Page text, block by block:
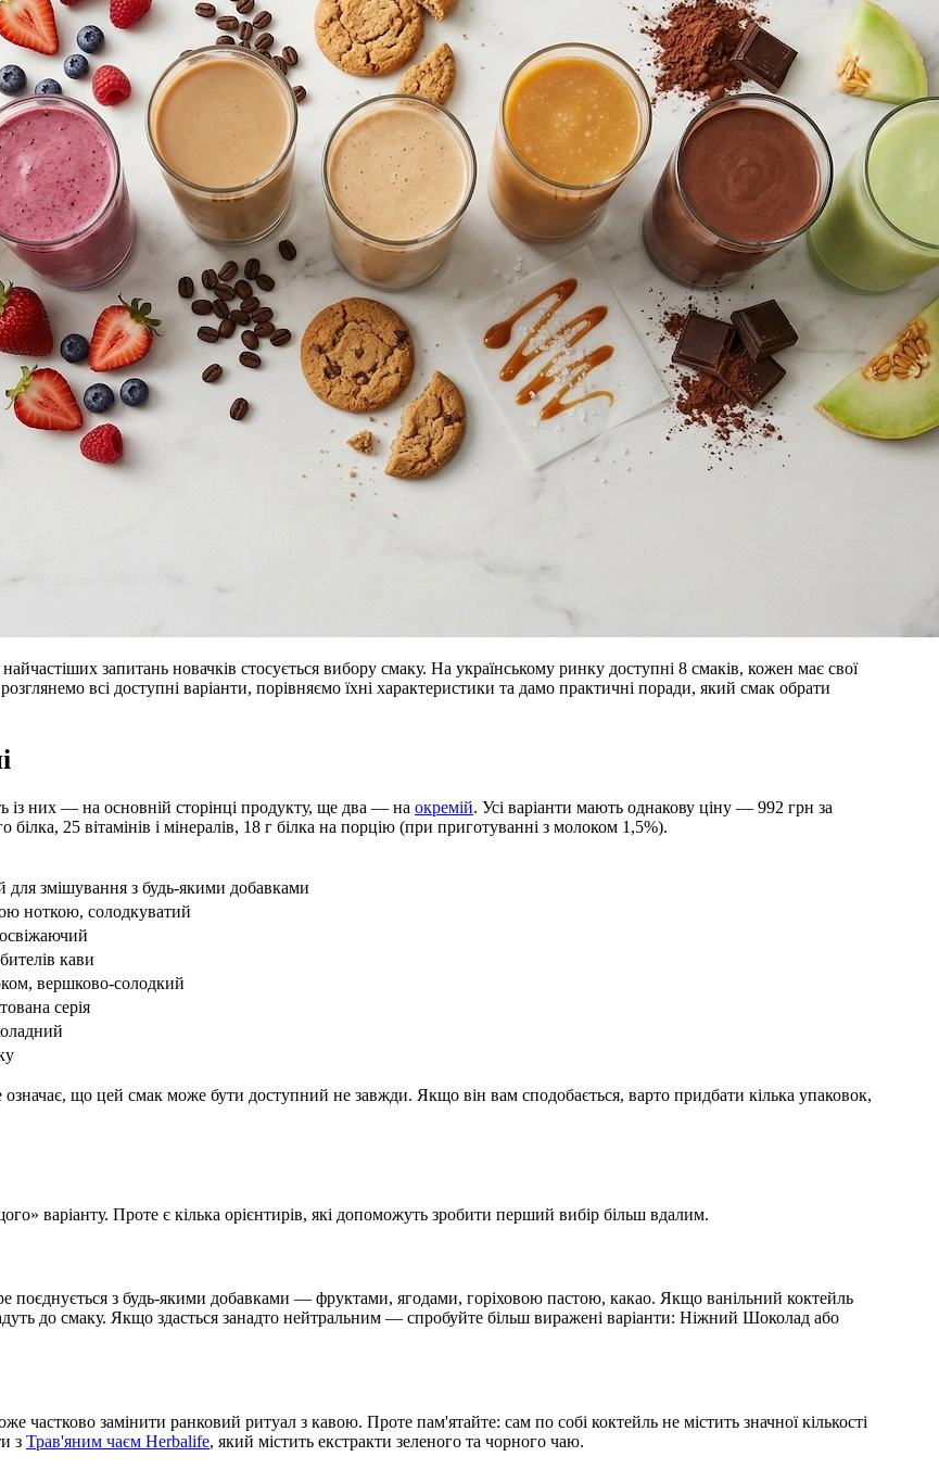
запитань новачків стосується вибору смаку. На українському ринку доступні 8 смаків, кожен має свої
всі доступні варіанти, порівняємо їхні характеристики та дамо практичні поради, який смак обрати
із них — на основній сторінці продукту, ще два — на окремій. Усі варіанти мають однакову ціну — 992 грн за
25 вітамінів і мінералів, 18 г білка на порцію (при приготуванні з молоком 1,5%).
змішування з будь-якими добавками
ноткою, солодкуватий
кави
вершково-солодкий
серія
що цей смак може бути доступний не завжди. Якщо він вам сподобається, варто придбати кілька упаковок,
варіанту. Проте є кілька орієнтирів, які допоможуть зробити перший вибір більш вдалим.
поєднується з будь-якими добавками — фруктами, ягодами, горіховою пастою, какао. Якщо ванільний коктейль
до смаку. Якщо здасться занадто нейтральним — спробуйте більш виражені варіанти: Ніжний Шоколад або
замінити ранковий ритуал з кавою. Проте пам'ятайте: сам по собі коктейль не містить значної кількості
з Трав'яним чаєм Herbalife, який містить екстракти зеленого та чорного чаю.